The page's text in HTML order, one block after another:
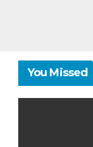
You Missed